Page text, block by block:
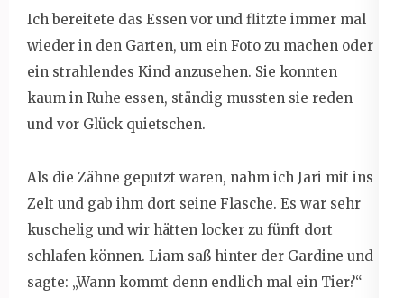
Ich bereitete das Essen vor und flitzte immer mal
wieder in den Garten, um ein Foto zu machen oder
ein strahlendes Kind anzusehen. Sie konnten
kaum in Ruhe essen, ständig mussten sie reden
und vor Glück quietschen.
Als die Zähne geputzt waren, nahm ich Jari mit ins
Zelt und gab ihm dort seine Flasche. Es war sehr
kuschelig und wir hätten locker zu fünft dort
schlafen können. Liam saß hinter der Gardine und
sagte: „Wann kommt denn endlich mal ein Tier?“